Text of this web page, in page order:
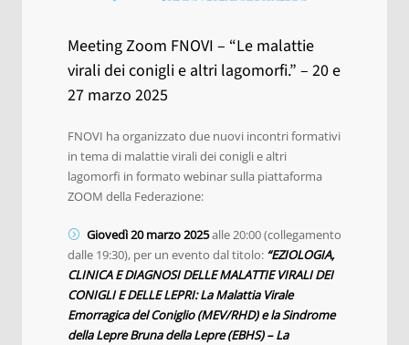
Meeting Zoom FNOVI – “Le malattie
virali dei conigli e altri lagomorfi.” – 20 e
27 marzo 2025
FNOVI ha organizzato due nuovi incontri formativi
in tema di malattie virali dei conigli e altri
lagomorfi in formato webinar sulla piattaforma
ZOOM della Federazione:
Giovedì 20 marzo 2025alle 20:00 (collegamento
dalle 19:30), per un evento dal titolo: “EZIOLOGIA,
CLINICA E DIAGNOSI DELLE MALATTIE VIRALI DEI
CONIGLI E DELLE LEPRI: La Malattia Virale
Emorragica del Coniglio (MEV/RHD) e la Sindrome
della Lepre Bruna della Lepre (EBHS) – La